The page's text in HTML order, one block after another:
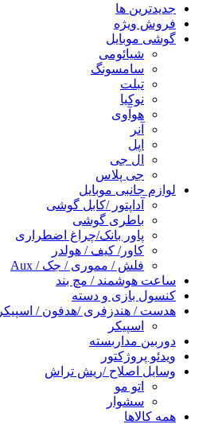
جدیدترین ها
فروش ویژه
گوشی موبایل
شیائومی
سامسونگ
تبلت
نوکیا
هوآوی
آنر
اپل
ال جی
جی پلاس
لوازم جانبی موبایل
آداپتور /کابل گوشی
باطری گوشی
پاور بانک/چراغ اضطراری
کاور/ کیف / هولدر
فلش / مموری / جک / Aux
ساعت هوشمند / مچ بند
کنسول بازی و دسته
هدست / هندزفری /هدفون / اسپیکر
اسپیکر
دوربین مداربسته
ویدئو پروژکتور
وسایل اصلاح /ریش تراش
اتو مو
سشوار
همه کالاها